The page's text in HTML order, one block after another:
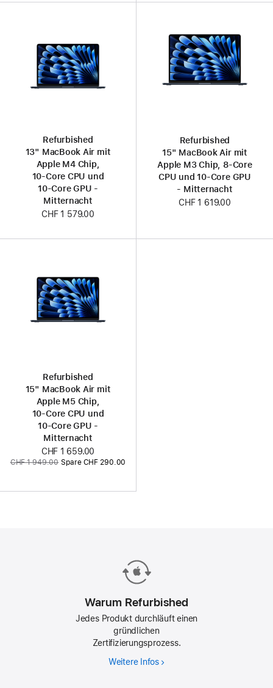
Refurbished
13" MacBook Air mit
Apple M4 Chip,
10‑Core CPU und
10‑Core GPU -
Mitternacht
CHF 1 579.00
Refurbished
15" MacBook Air mit
Apple M3 Chip, 8‑Core
CPU und 10‑Core GPU
- Mitternacht
CHF 1 619.00
Refurbished
15" MacBook Air mit
Apple M5 Chip,
10‑Core CPU und
10‑Core GPU -
Mitternacht
Jetzt
CHF 1 659.00
Vorher:
CHF 1 949.00 Spare CHF 290.00
Warum Refurbished
Jedes Produkt durchläuft einen
gründlichen
Zertifizierungsprozess.
Weitere InfosWarum